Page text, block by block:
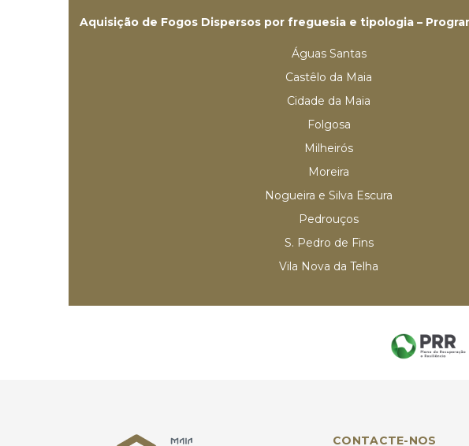
Aquisição de Fogos Dispersos por freguesia e tipologia –
Águas Santas
Castêlo da Maia
Cidade da Maia
Folgosa
Milheirós
Moreira
Nogueira e Silva Escura
Pedrouços
S. Pedro de Fins
Vila Nova da Telha
CONTACTE-NOS